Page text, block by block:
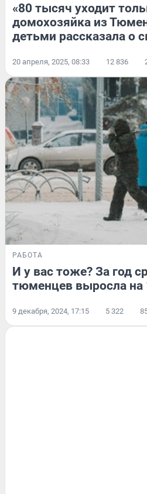
«80 тысяч уходит
домохозяйка из
детьми рассказала о
20 апреля, 2025, 08:33 12 836
РАБОТА
И у вас тоже? За год
тюменцев выросла на
9 декабря, 2024, 17:15 5 322